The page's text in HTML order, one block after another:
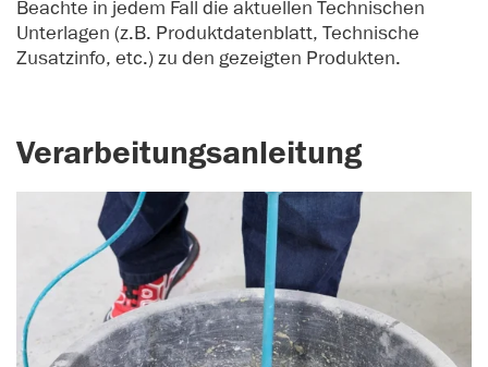
Beachte in jedem Fall die aktuellen Technischen
Unterlagen (z.B. Produktdatenblatt, Technische
Zusatzinfo, etc.) zu den gezeigten Produkten.
Verarbeitungsanleitung